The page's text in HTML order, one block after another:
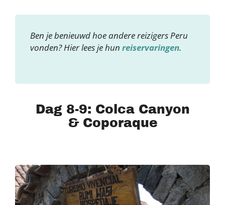
Ben je benieuwd hoe andere reizigers Peru
vonden? Hier lees je hun reiservaringen.
Dag 8-9: Colca Canyon
& Coporaque